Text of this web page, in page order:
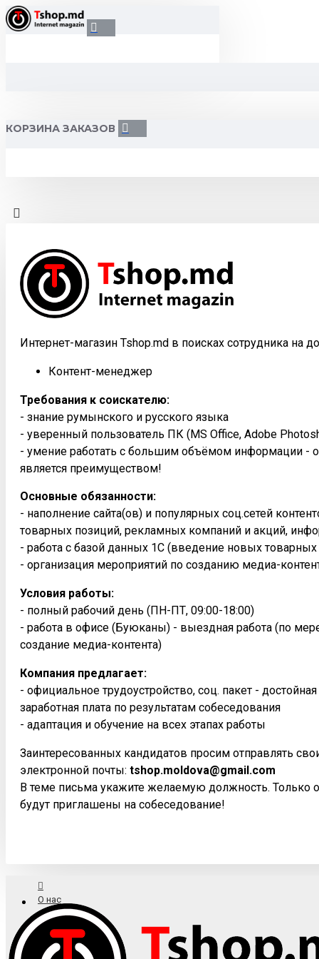
КОРЗИНА ЗАКАЗОВ
Интернет-магазин Tshop.md в поисках сотрудника на
Контент-менеджер
Требования к соискателю:
- знание румынского и русского языка
- уверенный пользователь ПК (MS Office, Adobe
- умение работать с большим объёмом информации -
является преимуществом!
Основные обязанности:
- наполнение сайта(ов) и популярных соц.сетей
товарных позиций, рекламных компаний и акций,
- работа с базой данных 1С (введение новых
- организация мероприятий по созданию медиа-
Условия работы:
- полный рабочий день (ПН-ПТ, 09:00-18:00)
- работа в офисе (Буюканы) - выездная работа (по
создание медиа-контента)
Компания предлагает:
- официальное трудоустройство, соц. пакет -
заработная плата по результатам собеседования
- адаптация и обучение на всех этапах работы
Заинтересованных кандидатов просим отправлять
электронной почты: tshop.moldova@gmail.com
В теме письма укажите желаемую должность. Только
будут приглашены на собеседование!
О нас
Доставка